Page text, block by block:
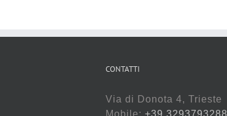
CONTATTI
Via di Donota 4, Trieste
Mobile: +39 3293793288